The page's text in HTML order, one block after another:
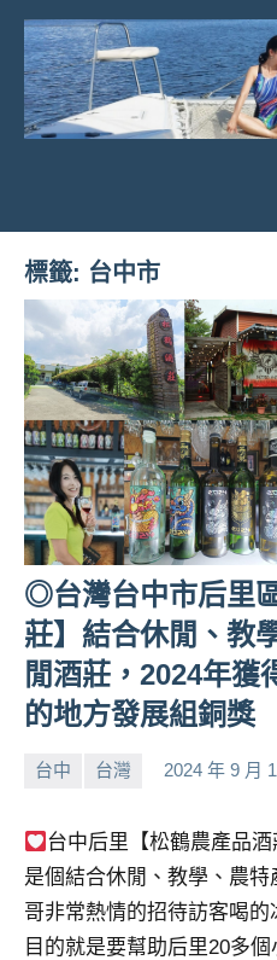
Skip
content
菲
亞
娃
JEFFIA
FANG
亞
娃
粉
絲
團、
主
題
旅
遊、
達
人
帶
路、
旅
遊
節
來
News
金
探
號
節
標籤: 台中市
◎台灣台中市后里
莊】結合休閒、教
閒酒莊，2024年獲
的地方發展組銅獎
台中 台灣 2024 年 9 月
小
No
台中后里【松鶴農產品酒
是個結合休閒、教學、農
哥非常熱情的招待訪客喝
目的就是要幫助后里20多